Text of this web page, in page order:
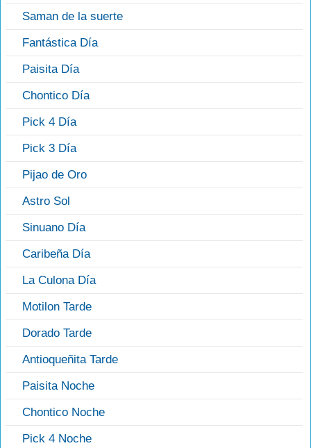
Saman de la suerte
Fantástica Día
Paisita Día
Chontico Día
Pick 4 Día
Pick 3 Día
Pijao de Oro
Astro Sol
Sinuano Día
Caribeña Día
La Culona Día
Motilon Tarde
Dorado Tarde
Antioqueñita Tarde
Paisita Noche
Chontico Noche
Pick 4 Noche